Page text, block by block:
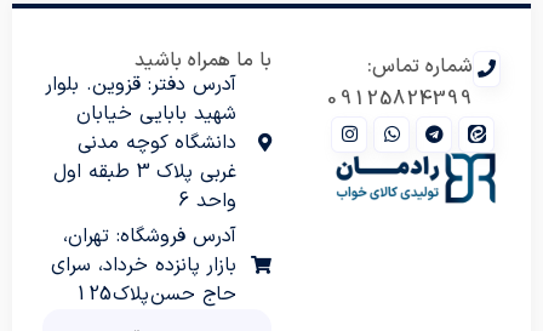
شماره تماس:
09125824399
با ما همراه باشید
آدرس دفتر: قزوین. بلوار
شهید بابایی خیابان
دانشگاه کوچه مدنی
غربی پلاک 3 طبقه اول
واحد 6
آدرس فروشگاه: تهران،
بازار پانزده خرداد، سرای
حاج حسن پلاک 125